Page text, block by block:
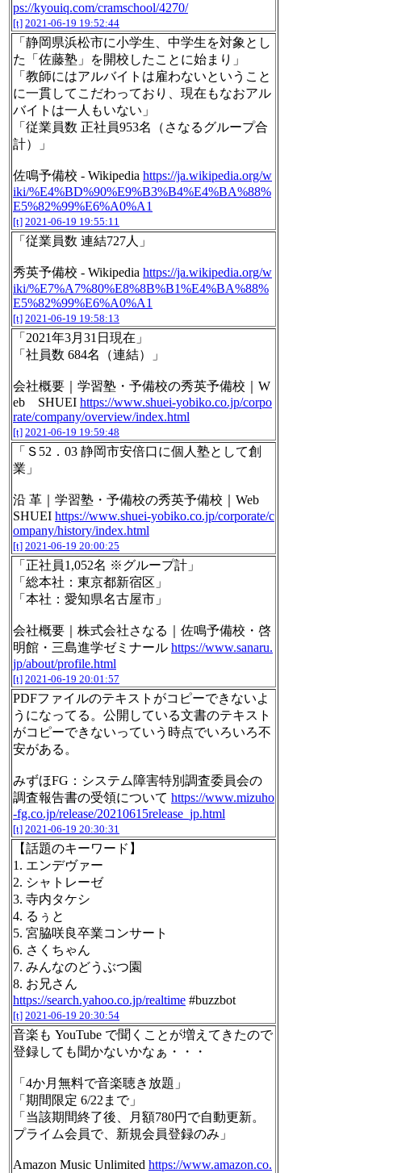
ps://kyouiq.com/cramschool/4270/
[t] 2021-06-19 19:52:44
「静岡県浜松市に小学生、中学生を対象とし
た「佐藤塾」を開校したことに始まり」
「教師にはアルバイトは雇わないということ
に一貫してこだわっており、現在もなおアル
バイトは一人もいない」
「従業員数 正社員953名（さなるグループ合
計）」
佐鳴予備校 - Wikipedia https://ja.wikipedia.org/w
iki/%E4%BD%90%E9%B3%B4%E4%BA%88%
E5%82%99%E6%A0%A1
[t] 2021-06-19 19:55:11
「従業員数 連結727人」
秀英予備校 - Wikipedia https://ja.wikipedia.org/w
iki/%E7%A7%80%E8%8B%B1%E4%BA%88%
E5%82%99%E6%A0%A1
[t] 2021-06-19 19:58:13
「2021年3月31日現在」
「社員数 684名（連結）」
会社概要｜学習塾・予備校の秀英予備校｜W
eb SHUEI https://www.shuei-yobiko.co.jp/corpo
rate/company/overview/index.html
[t] 2021-06-19 19:59:48
「Ｓ52．03 静岡市安倍口に個人塾として創
業」
沿 革｜学習塾・予備校の秀英予備校｜Web
SHUEI https://www.shuei-yobiko.co.jp/corporate/c
ompany/history/index.html
[t] 2021-06-19 20:00:25
「正社員1,052名 ※グループ計」
「総本社：東京都新宿区」
「本社：愛知県名古屋市」
会社概要｜株式会社さなる｜佐鳴予備校・啓
明館・三島進学ゼミナール https://www.sanaru.
jp/about/profile.html
[t] 2021-06-19 20:01:57
PDFファイルのテキストがコピーできないよ
うになってる。公開している文書のテキスト
がコピーできないっていう時点でいろいろ不
安がある。
みずほFG：システム障害特別調査委員会の
調査報告書の受領について https://www.mizuho
-fg.co.jp/release/20210615release_jp.html
[t] 2021-06-19 20:30:31
【話題のキーワード】
1. エンデヴァー
2. シャトレーゼ
3. 寺内タケシ
4. るぅと
5. 宮脇咲良卒業コンサート
6. さくちゃん
7. みんなのどうぶつ園
8. お兄さん
https://search.yahoo.co.jp/realtime #buzzbot
[t] 2021-06-19 20:30:54
音楽も YouTube で聞くことが増えてきたので
登録しても聞かないかなぁ・・・
「4か月無料で音楽聴き放題」
「期間限定 6/22まで」
「当該期間終了後、月額780円で自動更新。
プライム会員で、新規会員登録のみ」
Amazon Music Unlimited https://www.amazon.co.